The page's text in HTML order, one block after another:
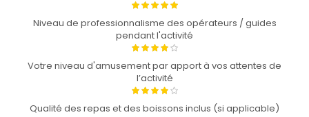
Niveau de professionnalisme des opérateurs / guides
pendant l'activité
Votre niveau d'amusement par apport à vos attentes de
l’activité
Qualité des repas et des boissons inclus (si applicable)